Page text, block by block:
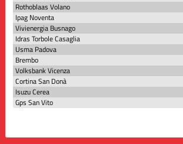
Rothoblaas Volano
Ipag Noventa
Vivienergia Busnago
Idras Torbole Casaglia
Usma Padova
Brembo
Volksbank Vicenza
Cortina San Donà
Isuzu Cerea
Gps San Vito